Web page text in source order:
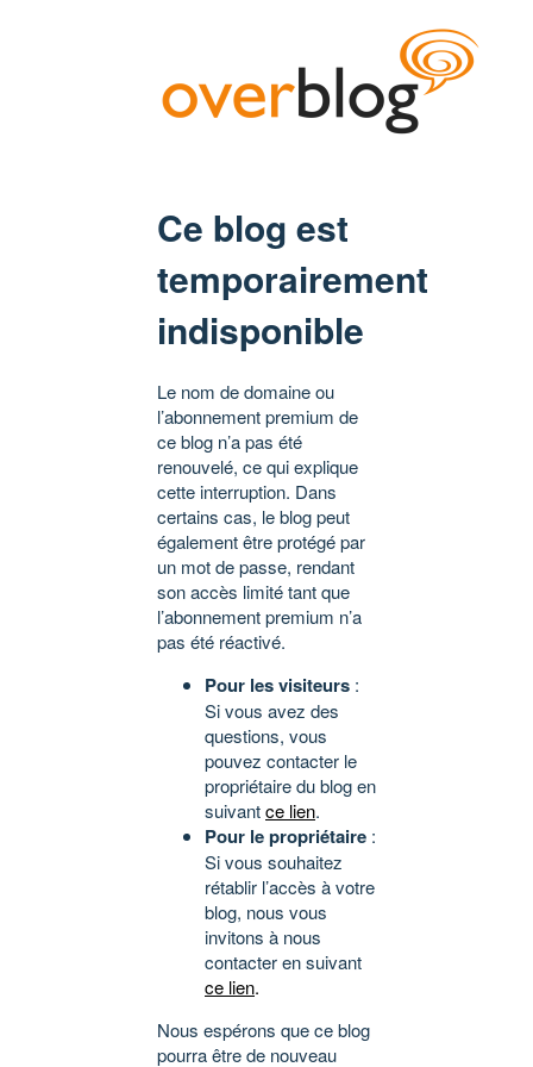
Ce blog est
temporairement
indisponible
Le nom de domaine ou
l’abonnement premium de
ce blog n’a pas été
renouvelé, ce qui explique
cette interruption. Dans
certains cas, le blog peut
également être protégé par
un mot de passe, rendant
son accès limité tant que
l’abonnement premium n’a
pas été réactivé.
Pour les visiteurs :
Si vous avez des
questions, vous
pouvez contacter le
propriétaire du blog en
suivantce lien.
Pour le propriétaire :
Si vous souhaitez
rétablir l’accès à votre
blog, nous vous
invitons à nous
contacter en suivant
ce lien.
Nous espérons que ce blog
pourra être de nouveau